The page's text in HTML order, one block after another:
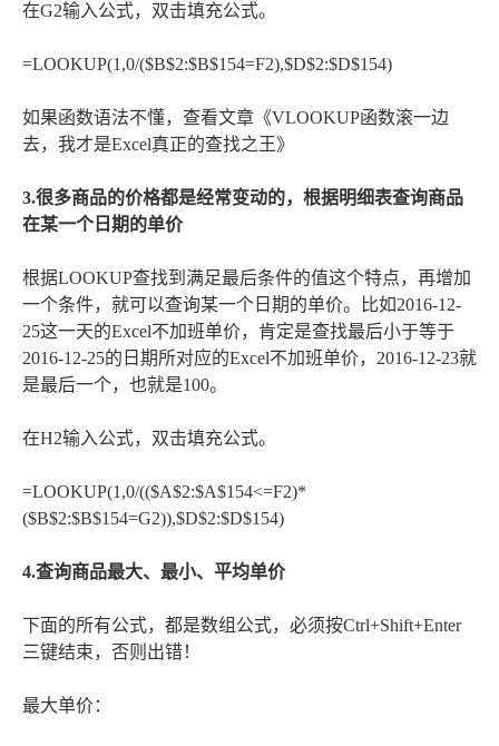
在G2输入公式，双击填充公式。
=LOOKUP(1,0/($B$2:$B$154=F2),$D$2:$D$154)
如果函数语法不懂，查看文章《VLOOKUP函数滚一边
去，我才是Excel真正的查找之王》
3.很多商品的价格都是经常变动的，根据明细表查询商品
在某一个日期的单价
根据LOOKUP查找到满足最后条件的值这个特点，再增加
一个条件，就可以查询某一个日期的单价。比如2016-12-
25这一天的Excel不加班单价，肯定是查找最后小于等于
2016-12-25的日期所对应的Excel不加班单价，2016-12-23就
是最后一个，也就是100。
在H2输入公式，双击填充公式。
=LOOKUP(1,0/(($A$2:$A$154<=F2)*
($B$2:$B$154=G2)),$D$2:$D$154)
4.查询商品最大、最小、平均单价
下面的所有公式，都是数组公式，必须按Ctrl+Shift+Enter
三键结束，否则出错！
最大单价：